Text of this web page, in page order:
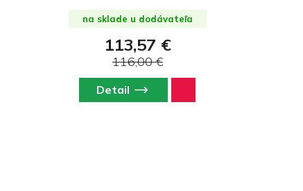
na sklade u dodávateľa
113,57 €
116,00 €
Detail